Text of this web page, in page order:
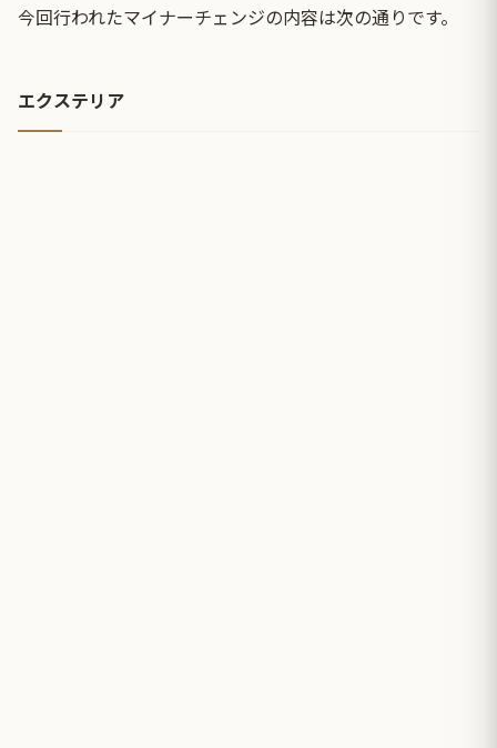
今回行われたマイナーチェンジの内容は次の通りです。
エクステリア